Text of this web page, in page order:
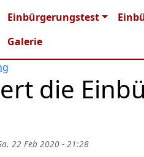
Main
Einbürgerungstest
Galerie
die
22 Feb 2020 - 21:28